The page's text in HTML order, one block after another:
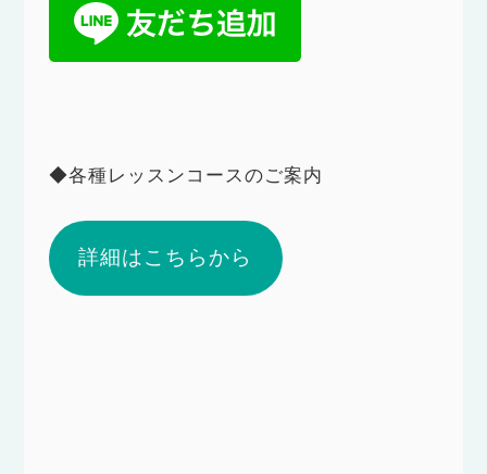
◆各種レッスンコースのご案内
詳細はこちらから